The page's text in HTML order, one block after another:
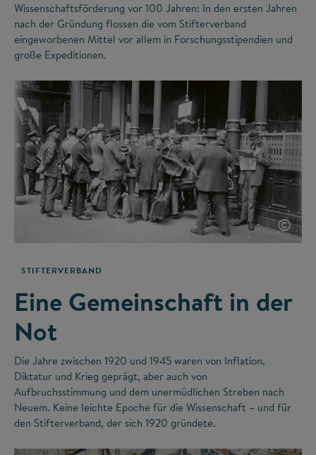
Wissenschaftsförderung vor 100 Jahren: In den ersten Jahren
nach der Gründung flossen die vom Stifterverband
eingeworbenen Mittel vor allem in Forschungsstipendien und
große Expeditionen.
©
STIFTERVERBAND
Eine Gemeinschaft in der
Not
Die Jahre zwischen 1920 und 1945 waren von Inflation,
Diktatur und Krieg geprägt, aber auch von
Aufbruchsstimmung und dem unermüdlichen Streben nach
Neuem. Keine leichte Epoche für die Wissenschaft – und für
den Stifterverband, der sich 1920 gründete.